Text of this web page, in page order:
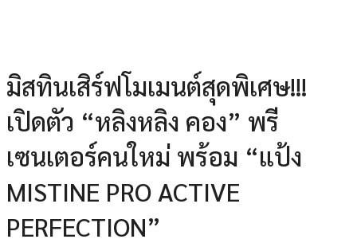
มิสทินเสิร์ฟโมเมนต์สุดพิเศษ!!!
เปิดตัว “หลิงหลิง คอง” พรี
เซนเตอร์คนใหม่ พร้อม “แป้ง
MISTINE PRO ACTIVE
PERFECTION”